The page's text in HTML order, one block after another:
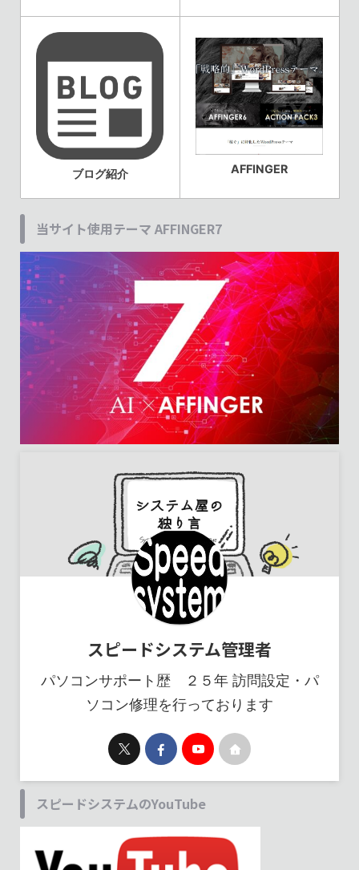
ブログ紹介 AFFINGER
当サイト使用テーマ AFFINGER7
スピードシステム管理者
パソコンサポート歴 ２５年 訪問設定・パ
ソコン修理を行っております
スピードシステムのYouTube